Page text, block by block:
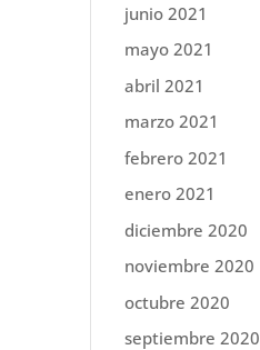
junio 2021
mayo 2021
abril 2021
marzo 2021
febrero 2021
enero 2021
diciembre 2020
noviembre 2020
octubre 2020
septiembre 2020